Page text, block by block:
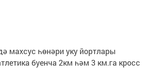
махсус һөнәри уку йортлары
буенча 2км һәм 3 км.га кросс